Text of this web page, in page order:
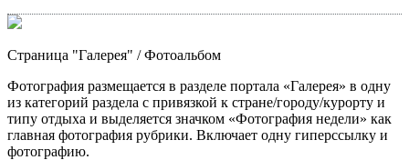
Страница "Галерея" / Фотоальбом
Фотография размещается в разделе портала «Галерея» в одну
из категорий раздела с привязкой к стране/городу/курорту и
типу отдыха и выделяется значком «Фотография недели» как
главная фотография рубрики. Включает одну гиперссылку и
фотографию.